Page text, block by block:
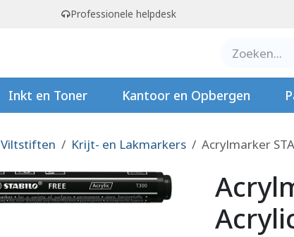
Professionele helpdesk
Inkt en Toner Kantoor en Opbergen
Viltstiften Krijt- en Lakmarkers Acrylmarker